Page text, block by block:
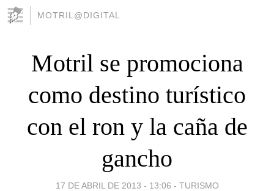
MOTRIL@DIGITAL
Motril se promociona
como destino turístico
con el ron y la caña de
gancho
17 DE ABRIL DE 2013 - 13:06 - TURISMO